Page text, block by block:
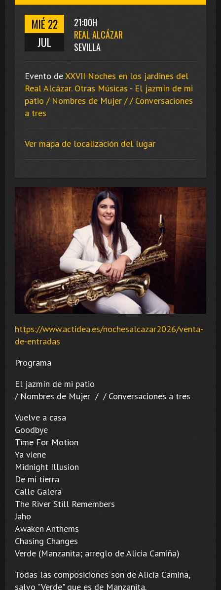
MIÉ 22
JUL
21:00H
REAL ALCÁZAR
SEVILLA
Evento deXXVII Noches en los jardines del
Real Alcázar. Otras Músicas - El jazmín de mi
patio / Nombres de Mujer / / Conversaciones
a tres
Ver mapa de localización del lugar
https://www.actidea.es/nochesalcazar2026/venta-
de-entradas
Programa
El jazmín de mi patio
/ Nombres de Mujer / / Conversaciones a tres
Vuelve a casa
Goodbye
Time For Motion
Ya viene
Midnight Illusion
De mi tierra
Calle Galera
The River Still Remembers
Jaho
Awaken Anthems
Chasing Changes
Verde (Manzanita; arreglo de Alicia Camiña)
Todas las composiciones son de Alicia Camiña,
salvo "Verde" que es de Manzanita.